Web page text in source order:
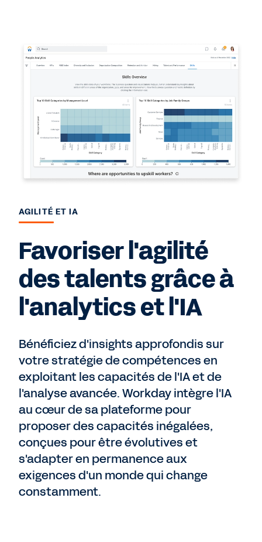
AGILITÉ ET IA
Favoriser l'agilité
des talents grâce à
l'analytics et l'IA
Bénéficiez d'insights approfondis sur
votre stratégie de compétences en
exploitant les capacités de l'IA et de
l'analyse avancée. Workday intègre l'IA
au cœur de sa plateforme pour
proposer des capacités inégalées,
conçues pour être évolutives et
s'adapter en permanence aux
exigences d'un monde qui change
constamment.